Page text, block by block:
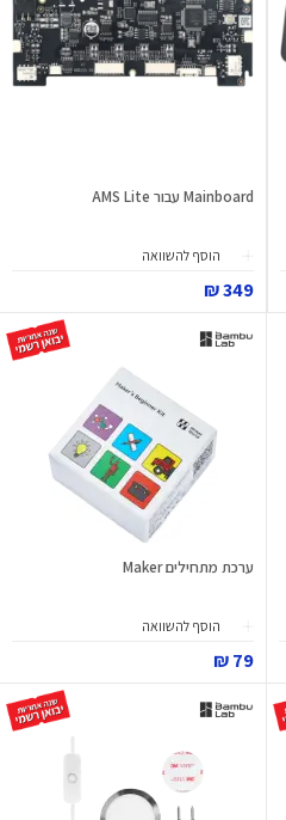
Mainboard עבור AMS Lite
הוסף להשוואה
349 ₪
ערכת מתחילים Maker
הוסף להשוואה
79 ₪